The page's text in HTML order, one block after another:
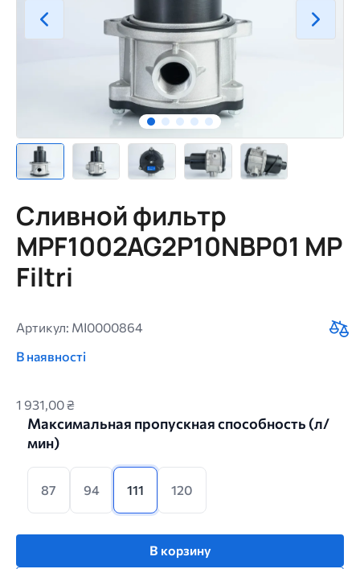
Сливной фильтр
MPF1002AG2P10NBP01 MP
Filtri
Артикул: MI0000864
В наявності
1 931,00 ₴
Максимальная пропускная способность (л/
мин)
87 94 111 120
В корзину